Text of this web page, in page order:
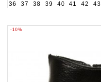
36 37 38 39 40 41 42 43
-10%